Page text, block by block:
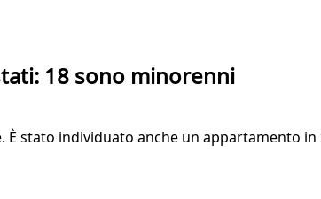
18 sono minorenni
stato individuato anche un appartamento